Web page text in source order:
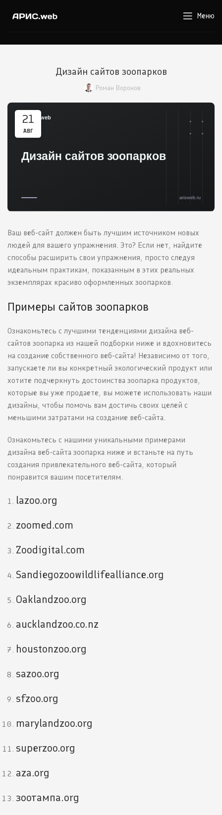
Меню
Дизайн сайтов зоопарков
Роман Воронов
21
АВГ
Ваш веб-сайт должен быть лучшим источником новых
людей для вашего упражнения. Это? Если нет, найдите
способы расширить свои упражнения, просто следуя
идеальным практикам, показанным в этих реальных
экземплярах красиво оформленных зоопарков.
Примеры сайтов зоопарков
Ознакомьтесь с лучшими тенденциями дизайна веб-
сайтов зоопарка из нашей подборки ниже и вдохновитесь
на создание собственного веб-сайта! Независимо от того,
запускаете ли вы конкретный экологический продукт или
хотите подчеркнуть достоинства зоопарка продуктов,
которые вы уже продаете, вы можете использовать наши
дизайны, чтобы помочь вам достичь своих целей с
меньшими затратами на создание веб-сайта.
Ознакомьтесь с нашими уникальными примерами
дизайна веб-сайта зоопарка ниже и встаньте на путь
создания привлекательного веб-сайта, который
понравится вашим посетителям.
lazoo.org
zoomed.com
Zoodigital.com
Sandiegozoowildlifealliance.org
Oaklandzoo.org
aucklandzoo.co.nz
houstonzoo.org
sazoo.org
sfzoo.org
marylandzoo.org
superzoo.org
aza.org
зоотампа.org